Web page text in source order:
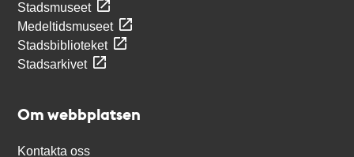
Stadsmuseet
Medeltidsmuseet
Stadsbiblioteket
Stadsarkivet
Om webbplatsen
Kontakta oss